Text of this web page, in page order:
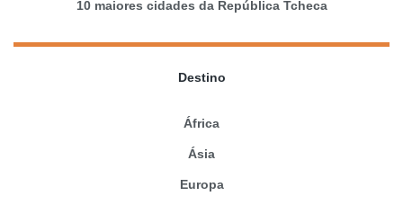
10 maiores cidades da República Tcheca
Destino
África
Ásia
Europa